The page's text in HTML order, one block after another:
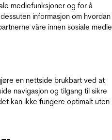
mediefunksjoner og for å
informasjon om hvordan
våre innen sosiale
en nettside brukbart ved at
navigasjon og tilgang til sikre
kan ikke fungere optimalt uten